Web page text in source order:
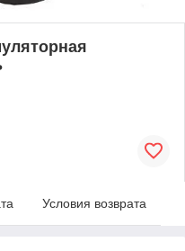
Условия возврата